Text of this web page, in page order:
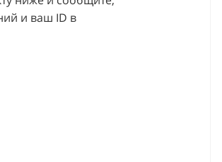
и ваш ID в